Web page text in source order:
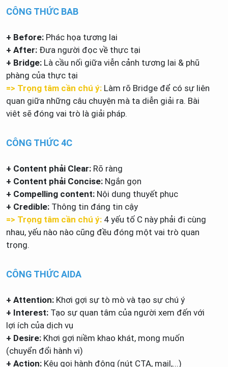
CÔNG THỨC BAB
+ Before: Phác họa tương lai
+ After: Đưa người đọc về thực tại
+ Bridge: Là cầu nối giữa viễn cảnh tương lai & phũ
phàng của thực tại
=> Trọng tâm cần chú ý: Làm rõ Bridge để có sự liên
quan giữa những câu chuyện mà ta diễn giải ra. Bài
viêt sẽ đóng vai trò là giải pháp.
CÔNG THỨC 4C
+ Content phải Clear: Rõ ràng
+ Content phải Concise: Ngắn gọn
+ Compelling content: Nội dung thuyết phục
+ Credible: Thông tin đáng tin cậy
=> Trọng tâm cần chú ý: 4 yếu tố C này phải đi cùng
nhau, yếu nào nào cũng đều đóng một vai trò quan
trọng.
CÔNG THỨC AIDA
+ Attention: Khơi gợi sự tò mò và tạo sự chú ý
+ Interest: Tạo sự quan tâm của người xem đến với
lợi ích của dịch vụ
+ Desire: Khơi gợi niềm khao khát, mong muốn
(chuyển đổi hành vi)
+ Action: Kêu gọi hành động (nút CTA, mail,...)